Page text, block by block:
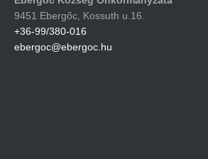
9451 Ebergőc, Kossuth u.16.
+36-99/380-016
ebergoc@ebergoc.hu